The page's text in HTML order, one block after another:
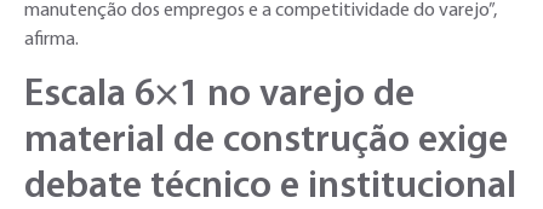
manutenção dos empregos e a competitividade do varejo”,
afirma.
Escala 6×1 no varejo de
material de construção exige
debate técnico e institucional